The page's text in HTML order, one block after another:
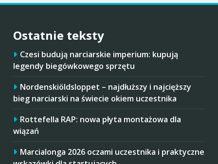
Ostatnie teksty
Czesi budują narciarskie imperium: kupują
legendy biegówkowego sprzętu
Nordenskiöldsloppet – najdłuższy i najcięższy
bieg narciarski na świecie okiem uczestnika
Rottefella RAP: nowa płyta montażowa dla
wiązań
Marcialonga 2026 oczami uczestnika i praktyczne